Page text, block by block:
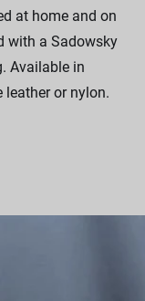
at home and on
with a Sadowsky
Available in
leather or nylon.